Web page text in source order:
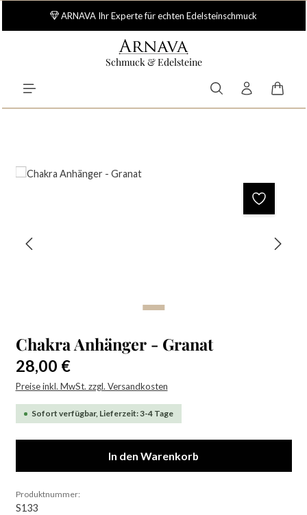
Zum Hauptinhalt springen
ARNAVA Ihr Experte für echten Edelsteinschmuck
Schmuck & Edelsteine
Bildergalerie überspringen
Chakra Anhänger - Granat
Regulärer Preis:
28,00 €
Preise inkl. MwSt. zzgl. Versandkosten
Sofort verfügbar, Lieferzeit: 3-4 Tage
In den Warenkorb
Produktnummer:
S133